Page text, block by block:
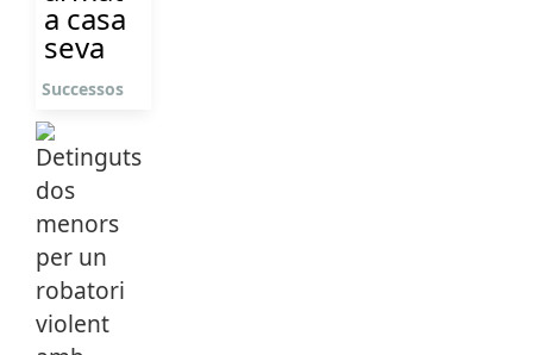
a casa
seva
Successos